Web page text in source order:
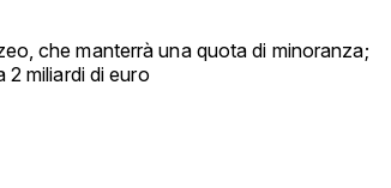
che manterrà una quota di minoranza;
miliardi di euro